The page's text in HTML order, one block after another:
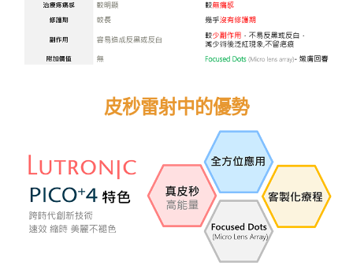
皮秒雷射中的優勢